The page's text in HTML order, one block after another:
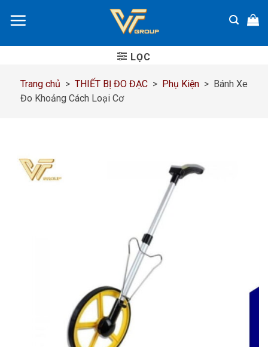
đến
dung
LỌC
Trang chủ > THIẾT BỊ ĐO ĐẠC > Phụ Kiện > Bánh Xe
Đo Khoảng Cách Loại Cơ